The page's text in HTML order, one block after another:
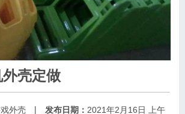
外壳定做
外壳 | 发布日期： 2021年2月16日 上午